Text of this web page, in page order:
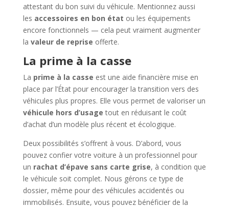
attestant du bon suivi du véhicule. Mentionnez aussi
les accessoires en bon état ou les équipements
encore fonctionnels — cela peut vraiment augmenter
la valeur de reprise offerte.
La prime à la casse
La prime à la casse est une aide financière mise en
place par l’État pour encourager la transition vers des
véhicules plus propres. Elle vous permet de valoriser un
véhicule hors d’usage tout en réduisant le coût
d’achat d’un modèle plus récent et écologique.
Deux possibilités s’offrent à vous. D’abord, vous
pouvez confier votre voiture à un professionnel pour
un rachat d’épave sans carte grise, à condition que
le véhicule soit complet. Nous gérons ce type de
dossier, même pour des véhicules accidentés ou
immobilisés. Ensuite, vous pouvez bénéficier de la